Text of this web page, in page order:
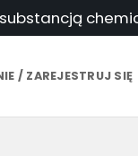
substancją
/ ZAREJESTRUJ SIĘ